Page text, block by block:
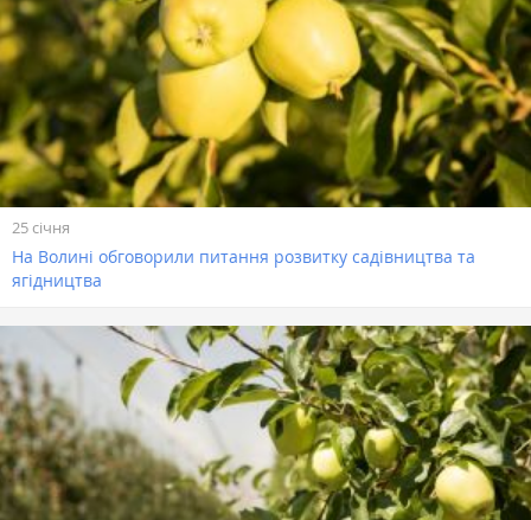
25 січня
На Волині обговорили питання розвитку садівництва та
ягідництва